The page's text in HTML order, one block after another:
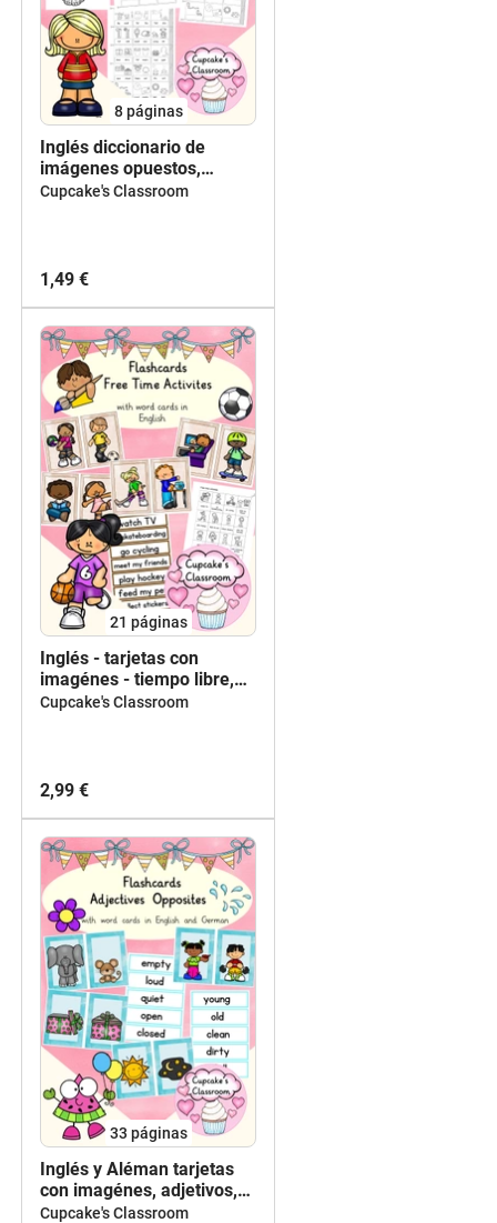
8páginas
Inglés diccionario de
imágenes opuestos,
adjetivos, Picture
Cupcake's Classroom
1,49 €
21 páginas
Inglés - tarjetas con
imagénes - tiempo libre,
pasatiempo - Flashcards
Cupcake's Classroom
2,99 €
33 páginas
Inglés y Aléman tarjetas
con imagénes, adjetivos,
opuestos, Flashcards
Cupcake's Classroom